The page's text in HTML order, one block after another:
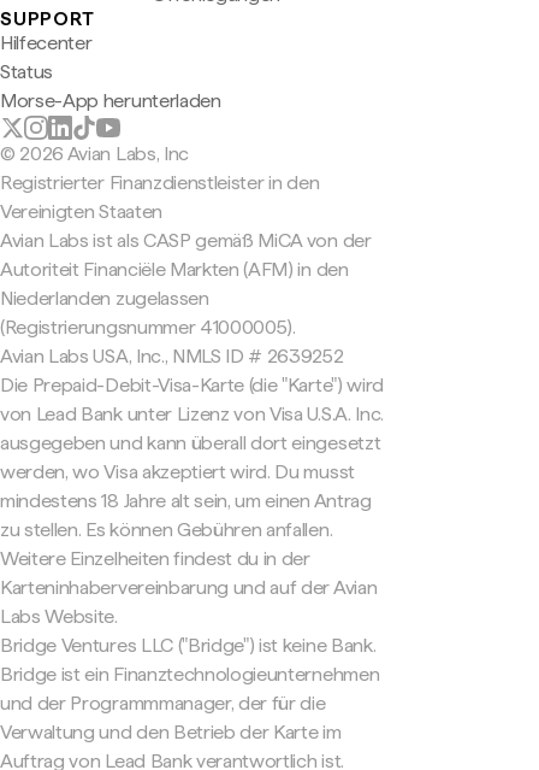
SUPPORT
Hilfecenter
Status
Morse-App herunterladen
© 2026 Avian Labs, Inc
Registrierter Finanzdienstleister in den
Vereinigten Staaten
Avian Labs ist als CASP gemäß MiCA von der
Autoriteit Financiële Markten (AFM) in den
Niederlanden zugelassen
(Registrierungsnummer 41000005).
Avian Labs USA, Inc., NMLS ID # 2639252
Die Prepaid-Debit-Visa-Karte (die "Karte") wird
von Lead Bank unter Lizenz von Visa U.S.A. Inc.
ausgegeben und kann überall dort eingesetzt
werden, wo Visa akzeptiert wird. Du musst
mindestens 18 Jahre alt sein, um einen Antrag
zu stellen. Es können Gebühren anfallen.
Weitere Einzelheiten findest du in der
Karteninhabervereinbarung und auf der Avian
Labs Website.
Bridge Ventures LLC ("Bridge") ist keine Bank.
Bridge ist ein Finanztechnologieunternehmen
und der Programmmanager, der für die
Verwaltung und den Betrieb der Karte im
Auftrag von Lead Bank verantwortlich ist.